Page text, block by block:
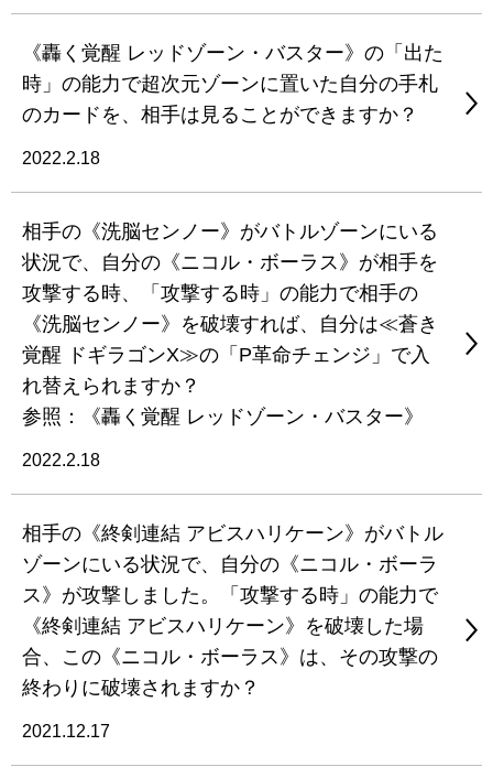
《轟く覚醒 レッドゾーン・バスター》の「出た
時」の能力で超次元ゾーンに置いた自分の手札
のカードを、相手は見ることができますか？
2022.2.18
相手の《洗脳センノー》がバトルゾーンにいる
状況で、自分の《ニコル・ボーラス》が相手を
攻撃する時、「攻撃する時」の能力で相手の
《洗脳センノー》を破壊すれば、自分は≪蒼き
覚醒 ドギラゴンX≫の「P革命チェンジ」で入
れ替えられますか？
参照：《轟く覚醒 レッドゾーン・バスター》
2022.2.18
相手の《終剣連結 アビスハリケーン》がバトル
ゾーンにいる状況で、自分の《ニコル・ボーラ
ス》が攻撃しました。「攻撃する時」の能力で
《終剣連結 アビスハリケーン》を破壊した場
合、この《ニコル・ボーラス》は、その攻撃の
終わりに破壊されますか？
2021.12.17